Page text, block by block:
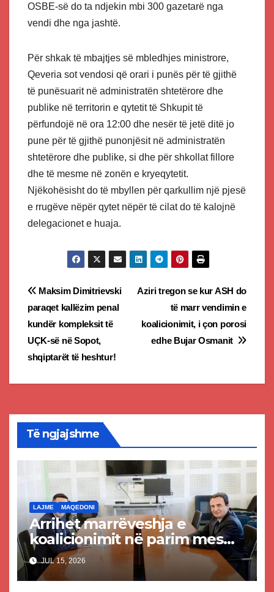
OSBE-së do ta ndjekin mbi 300 gazetarë nga
vendi dhe nga jashtë.
Për shkak të mbajtjes së mbledhjes ministrore,
Qeveria sot vendosi që orari i punës për të gjithë
të punësuarit në administratën shtetërore dhe
publike në territorin e qytetit të Shkupit të
përfundojë në ora 12:00 dhe nesër të jetë ditë jo
pune për të gjithë punonjësit në administratën
shtetërore dhe publike, si dhe për shkollat ​​fillore
dhe të mesme në zonën e kryeqytetit.
Njëkohësisht do të mbyllen për qarkullim një pjesë
e rrugëve nëpër qytet nëpër të cilat do të kalojnë
delegacionet e huaja.
Post
navigation
Aziri tregon se kur ASH do
të marr vendimin e
koalicionimit, i çon porosi
edhe Bujar Osmanit
Maksim Dimitrievski
paraqet kallëzim penal
kundër kompleksit të
UÇK-së në Sopot,
shqiptarët të heshtur!
Të ngjajshme
LAJME MAQEDONI
Arrihet marrëveshja e
koalicionimit në parim mes
Kurtit dhe Abdixhikut
JUL 15, 2026